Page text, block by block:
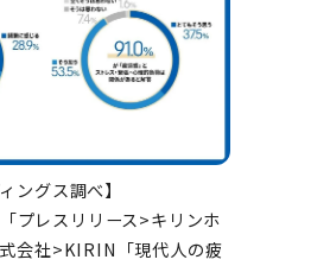
ングス調べ】
プレスリリース>キリンホ
会社>KIRIN「現代人の疲